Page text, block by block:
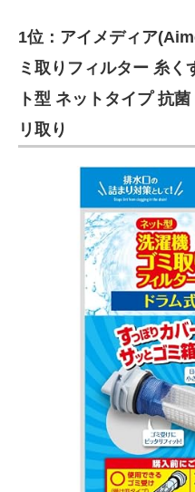
1位：アイメディア
ミ取りフィルター 糸く
ト型 ネットタイプ 抗
リ取り